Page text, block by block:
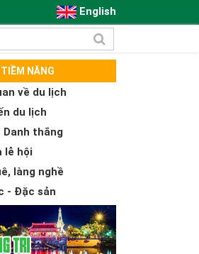
English
TỬ QUẢNG BÌNH
NĂNG
về du lịch
du lịch
Danh thắng
lễ hội
làng nghề
- Đặc sản